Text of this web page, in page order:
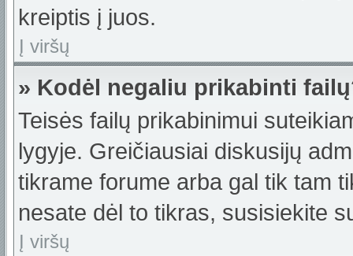
kreiptis į juos.
Į viršų
» Kodėl negaliu prikabinti
Teisės failų prikabinimui
lygyje. Greičiausiai diskusijų
tikrame forume arba gal tik tam
nesate dėl to tikras, susisiekite
Į viršų